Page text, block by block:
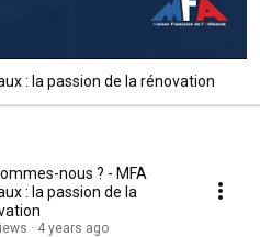
: la passion de la rénovation
nous ? - MFA
: la passion de la
4 years ago